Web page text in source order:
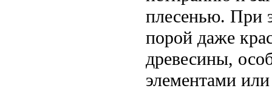
плесенью. При
порой даже
древесины,
элементами